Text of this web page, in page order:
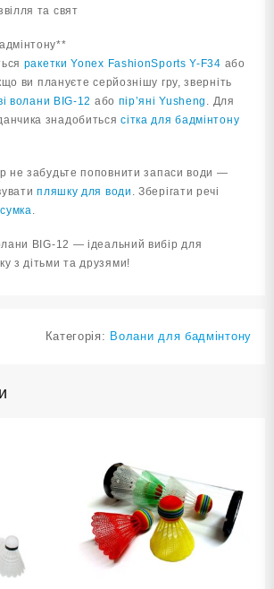
та свят
ракетки Yonex FashionSports Y-F34 або
ви плануєте серйознішу гру, зверніть
волани BIG-12 або пір’яні Yusheng . Для
знадобитьсясітка для бадмінтону
не забудьте поповнити запаси води —
пляшку для води . Зберігати речі
.
BIG-12 — ідеальний вибір для
з дітьми та друзями!
Категорія: Волани для бадмінтону